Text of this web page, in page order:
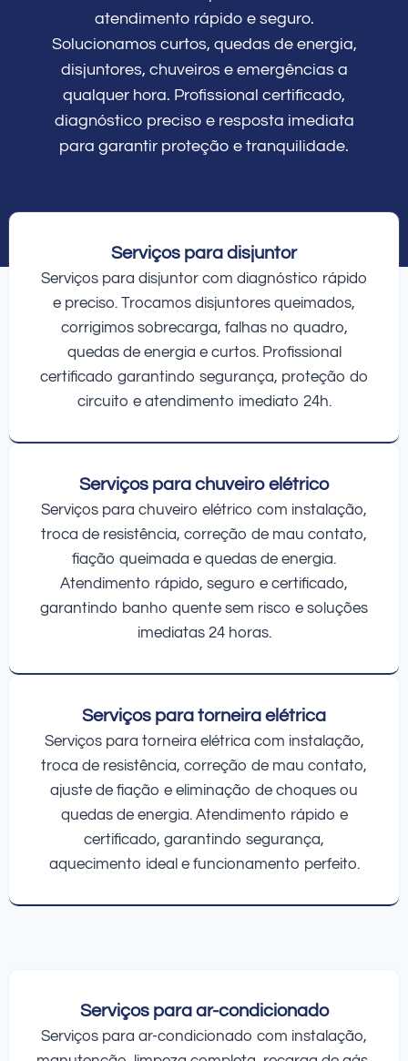
atendimento rápido e seguro.
Solucionamos curtos, quedas de energia,
disjuntores, chuveiros e emergências a
qualquer hora. Profissional certificado,
diagnóstico preciso e resposta imediata
para garantir proteção e tranquilidade.
Serviços para disjuntor
Serviços para disjuntor com diagnóstico rápido
e preciso. Trocamos disjuntores queimados,
corrigimos sobrecarga, falhas no quadro,
quedas de energia e curtos. Profissional
certificado garantindo segurança, proteção do
circuito e atendimento imediato 24h.
Serviços para chuveiro elétrico
Serviços para chuveiro elétrico com instalação,
troca de resistência, correção de mau contato,
fiação queimada e quedas de energia.
Atendimento rápido, seguro e certificado,
garantindo banho quente sem risco e soluções
imediatas 24 horas.
Serviços para torneira elétrica
Serviços para torneira elétrica com instalação,
troca de resistência, correção de mau contato,
ajuste de fiação e eliminação de choques ou
quedas de energia. Atendimento rápido e
certificado, garantindo segurança,
aquecimento ideal e funcionamento perfeito.
Serviços para ar-condicionado
Serviços para ar-condicionado com instalação,